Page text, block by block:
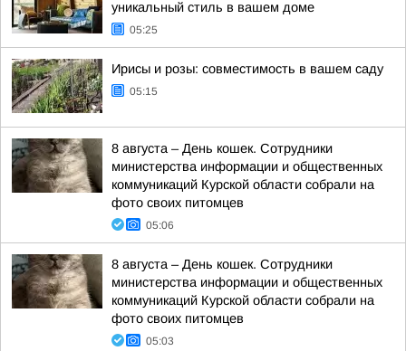
уникальный стиль в вашем доме
05:25
Ирисы и розы: совместимость в вашем саду
05:15
8 августа – День кошек. Сотрудники
министерства информации и общественных
коммуникаций Курской области собрали на
фото своих питомцев
05:06
8 августа – День кошек. Сотрудники
министерства информации и общественных
коммуникаций Курской области собрали на
фото своих питомцев
05:03